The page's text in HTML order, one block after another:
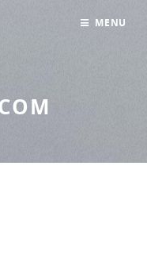
MENU